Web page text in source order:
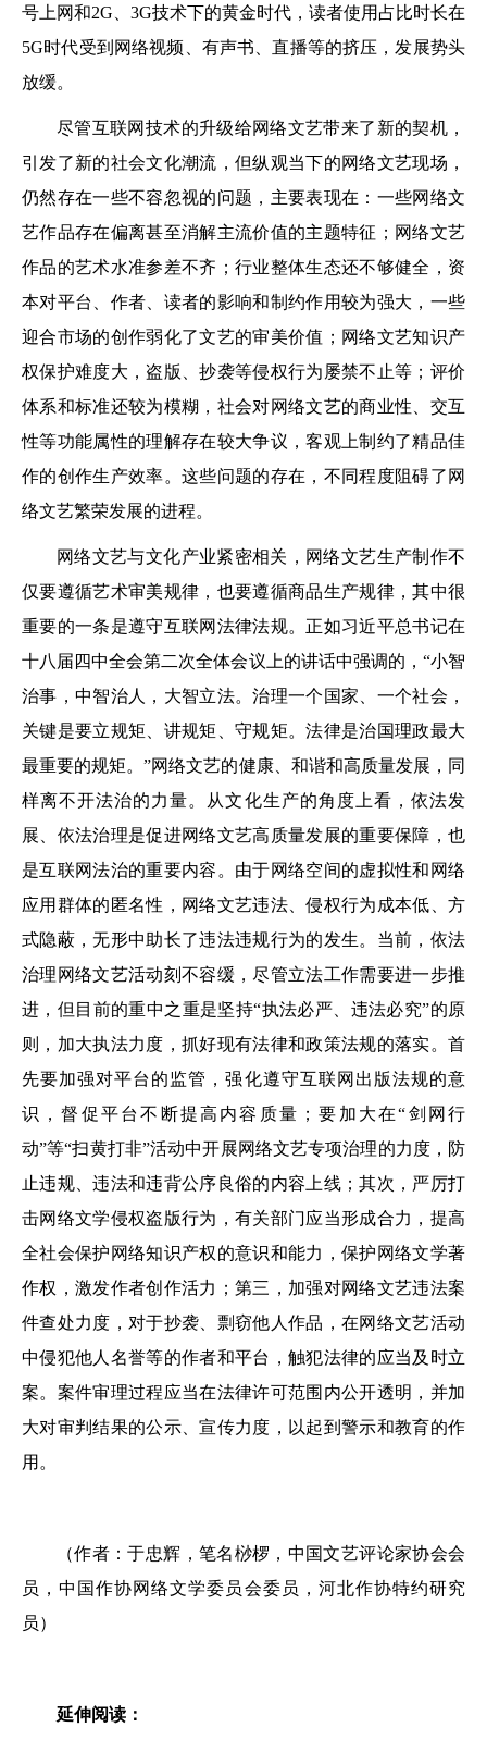
号上网和2G、3G技术下的黄金时代，读者使用占比时长在
5G时代受到网络视频、有声书、直播等的挤压，发展势头
放缓。
尽管互联网技术的升级给网络文艺带来了新的契机，
引发了新的社会文化潮流，但纵观当下的网络文艺现场，
仍然存在一些不容忽视的问题，主要表现在：一些网络文
艺作品存在偏离甚至消解主流价值的主题特征；网络文艺
作品的艺术水准参差不齐；行业整体生态还不够健全，资
本对平台、作者、读者的影响和制约作用较为强大，一些
迎合市场的创作弱化了文艺的审美价值；网络文艺知识产
权保护难度大，盗版、抄袭等侵权行为屡禁不止等；评价
体系和标准还较为模糊，社会对网络文艺的商业性、交互
性等功能属性的理解存在较大争议，客观上制约了精品佳
作的创作生产效率。这些问题的存在，不同程度阻碍了网
络文艺繁荣发展的进程。
网络文艺与文化产业紧密相关，网络文艺生产制作不
仅要遵循艺术审美规律，也要遵循商品生产规律，其中很
重要的一条是遵守互联网法律法规。正如习近平总书记在
十八届四中全会第二次全体会议上的讲话中强调的，“小智
治事，中智治人，大智立法。治理一个国家、一个社会，
关键是要立规矩、讲规矩、守规矩。法律是治国理政最大
最重要的规矩。”网络文艺的健康、和谐和高质量发展，同
样离不开法治的力量。从文化生产的角度上看，依法发
展、依法治理是促进网络文艺高质量发展的重要保障，也
是互联网法治的重要内容。由于网络空间的虚拟性和网络
应用群体的匿名性，网络文艺违法、侵权行为成本低、方
式隐蔽，无形中助长了违法违规行为的发生。当前，依法
治理网络文艺活动刻不容缓，尽管立法工作需要进一步推
进，但目前的重中之重是坚持“执法必严、违法必究”的原
则，加大执法力度，抓好现有法律和政策法规的落实。首
先要加强对平台的监管，强化遵守互联网出版法规的意
识，督促平台不断提高内容质量；要加大在“剑网行
动”等“扫黄打非”活动中开展网络文艺专项治理的力度，防
止违规、违法和违背公序良俗的内容上线；其次，严厉打
击网络文学侵权盗版行为，有关部门应当形成合力，提高
全社会保护网络知识产权的意识和能力，保护网络文学著
作权，激发作者创作活力；第三，加强对网络文艺违法案
件查处力度，对于抄袭、剽窃他人作品，在网络文艺活动
中侵犯他人名誉等的作者和平台，触犯法律的应当及时立
案。案件审理过程应当在法律许可范围内公开透明，并加
大对审判结果的公示、宣传力度，以起到警示和教育的作
用。
（作者：于忠辉，笔名桫椤，中国文艺评论家协会会
员，中国作协网络文学委员会委员，河北作协特约研究
员）
延伸阅读：